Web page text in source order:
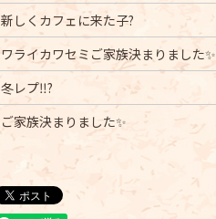
新しくカフェに来た子?
ワライカワセミご家族決まりました✨
冬レプ‼️?
ご家族決まりました✨